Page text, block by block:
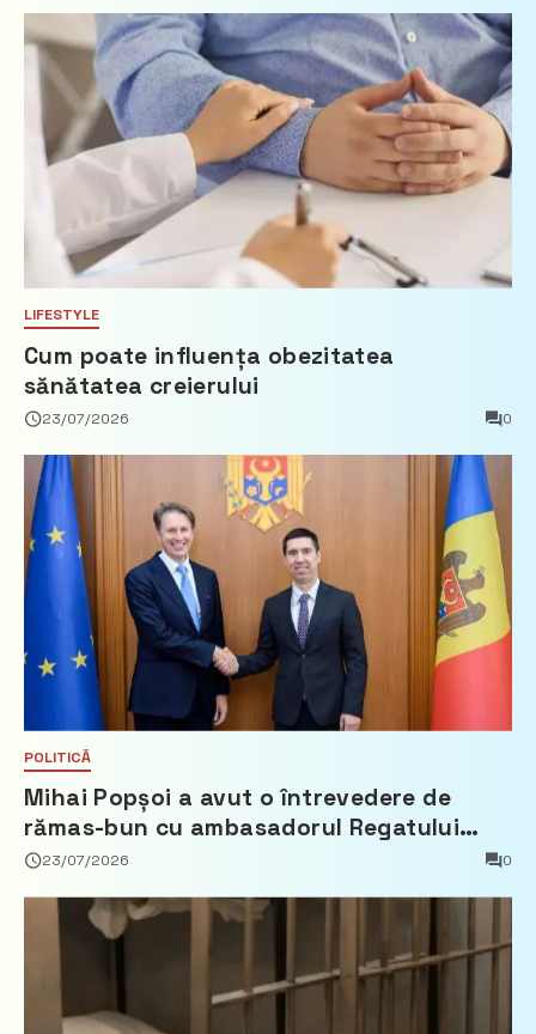
LIFESTYLE
Cum poate influența obezitatea
sănătatea creierului
23/07/2026 0
POLITICĂ
Mihai Popșoi a avut o întrevedere de
rămas-bun cu ambasadorul Regatului
Țărilor de Jos, Fred Duijn
23/07/2026 0